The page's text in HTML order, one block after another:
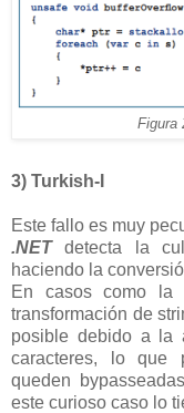
Figura
3) Turkish-I
Este fallo es muy
.NETdetecta la
haciendo la
En casos como la
transformación de
posible debido a la
caracteres, lo que
queden
este curioso caso lo